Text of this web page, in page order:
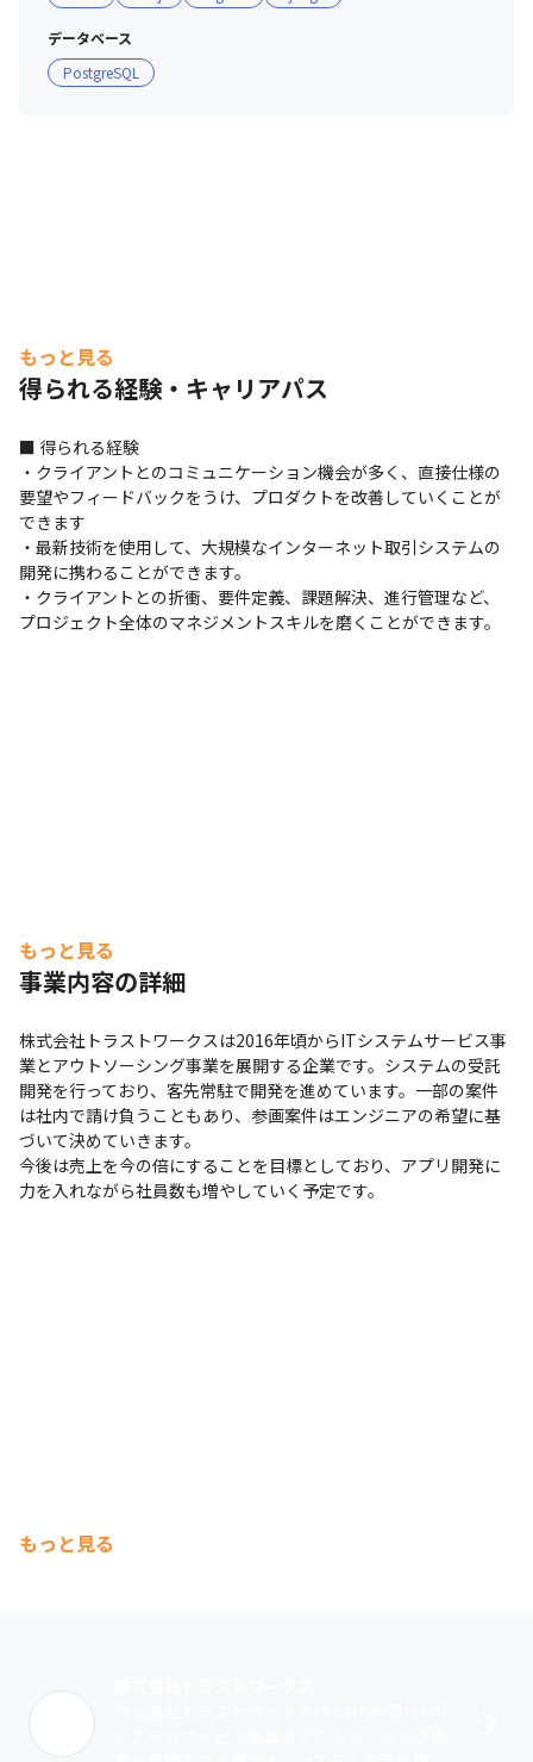
データベース
PostgreSQL
もっと見る
得られる経験・キャリアパス
■ 得られる経験
・クライアントとのコミュニケーション機会が多く、直接仕様の
要望やフィードバックをうけ、プロダクトを改善していくことが
できます
・最新技術を使用して、大規模なインターネット取引システムの
開発に携わることができます。
・クライアントとの折衝、要件定義、課題解決、進行管理など、
プロジェクト全体のマネジメントスキルを磨くことができます。
もっと見る
事業内容の詳細
株式会社トラストワークスは2016年頃からITシステムサービス事
業とアウトソーシング事業を展開する企業です。システムの受託
開発を行っており、客先常駐で開発を進めています。一部の案件
は社内で請け負うこともあり、参画案件はエンジニアの希望に基
づいて決めていきます。
今後は売上を今の倍にすることを目標としており、アプリ開発に
力を入れながら社員数も増やしていく予定です。
もっと見る